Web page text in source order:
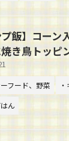
プ飯】コーン
き鳥トッピ
フード、野菜
ん